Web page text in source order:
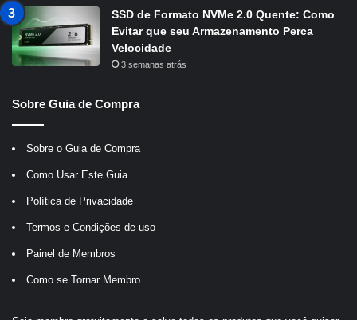
SSD de Formato NVMe 2.0 Quente: Como
Evitar que seu Armazenamento Perca
Velocidade
3 semanas atrás
Sobre Guia de Compra
Sobre o Guia de Compra
Como Usar Este Guia
Política de Privacidade
Termos e Condições de uso
Painel de Membros
Como se Tornar Membro